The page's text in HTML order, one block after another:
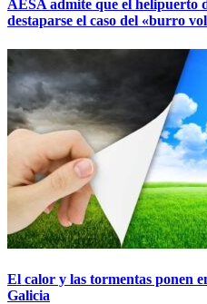
AESA admite que el helipuerto
destaparse el caso del «burro
El calor y las tormentas ponen
Galicia